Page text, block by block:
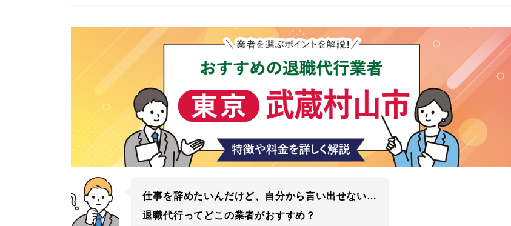
仕事を辞めたいんだけど、自分から言い出せない…
退職代行ってどこの業者がおすすめ？